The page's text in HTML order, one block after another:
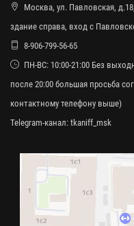
Москва, ул. Павловская,
здание справа, вход с
8-906-799-56-65
ПН-ВС: 10:00-21:00 Без
после 20:00 большая просьба
контактному телефону выше)
Telegram-канал: tkaniff_msk